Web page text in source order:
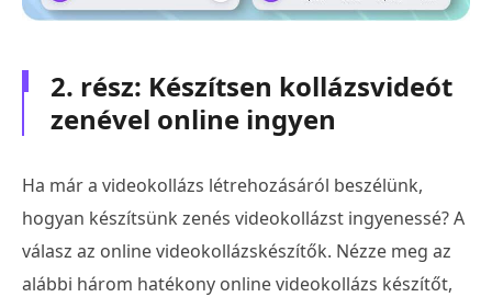
2. rész: Készítsen kollázsvideót
zenével online ingyen
Ha már a videokollázs létrehozásáról beszélünk,
hogyan készítsünk zenés videokollázst ingyenessé? A
válasz az online videokollázskészítők. Nézze meg az
alábbi három hatékony online videokollázs készítőt,